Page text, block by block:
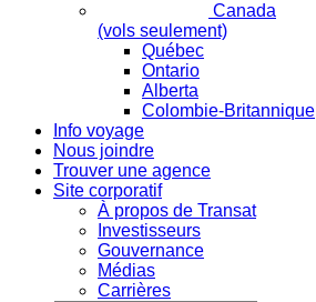
Canada
(vols seulement)
Québec
Ontario
Alberta
Colombie-Britannique
Info voyage
Nous joindre
Trouver une agence
Site corporatif
À propos de Transat
Investisseurs
Gouvernance
Médias
Carrières